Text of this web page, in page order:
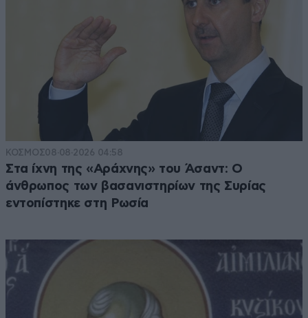
ΚΟΣΜΟΣ08·08·2026 04:58
Στα ίχνη της «Αράχνης» του Άσαντ: Ο
άνθρωπος των βασανιστηρίων της Συρίας
εντοπίστηκε στη Ρωσία